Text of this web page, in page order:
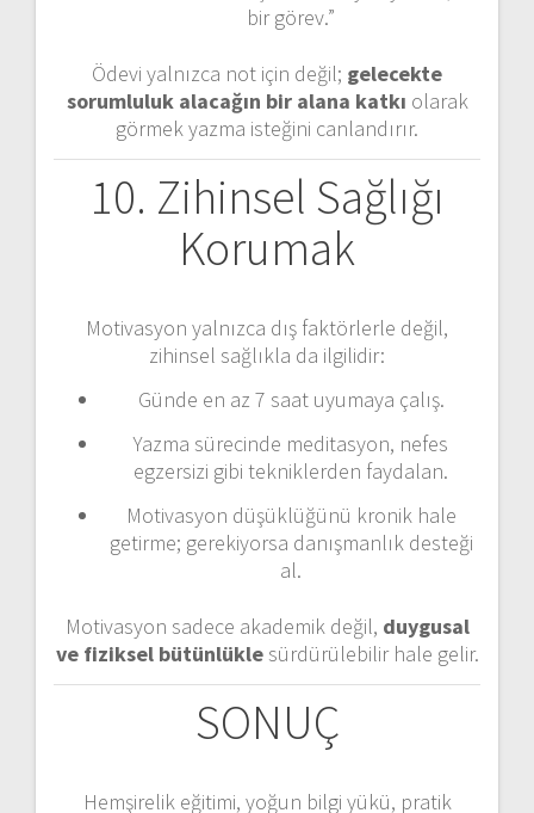
bir görev.”
Ödevi yalnızca not için değil; gelecekte
sorumluluk alacağın bir alana katkı olarak
görmek yazma isteğini canlandırır.
10. Zihinsel Sağlığı
Korumak
Motivasyon yalnızca dış faktörlerle değil,
zihinsel sağlıkla da ilgilidir:
Günde en az 7 saat uyumaya çalış.
Yazma sürecinde meditasyon, nefes
egzersizi gibi tekniklerden faydalan.
Motivasyon düşüklüğünü kronik hale
getirme; gerekiyorsa danışmanlık desteği
al.
Motivasyon sadece akademik değil, duygusal
ve fiziksel bütünlüklesürdürülebilir hale gelir.
SONUÇ
Hemşirelik eğitimi, yoğun bilgi yükü, pratik